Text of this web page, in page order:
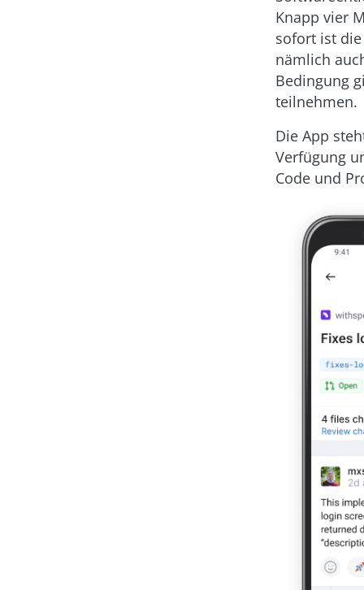
Knapp vier
sofort ist
nämlich
Bedingung
teilnehmen.
Die App
Verfügung
Code und